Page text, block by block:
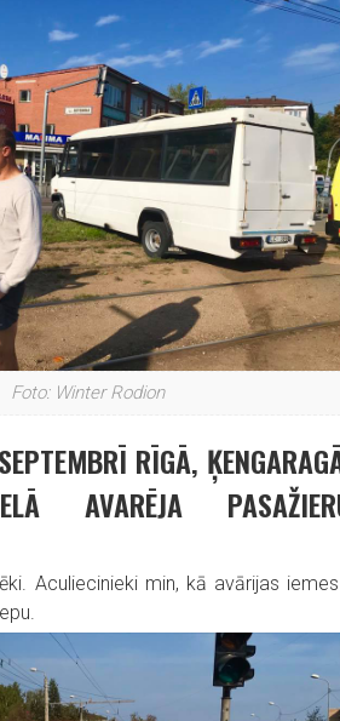
Foto: Winter Rodion
RĪGĀ,
AVARĒJA
Aculiecinieki min, kā avārijas